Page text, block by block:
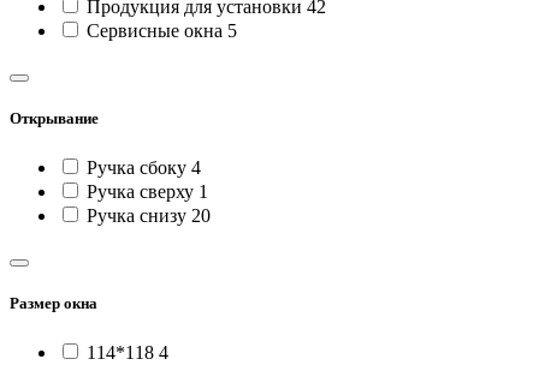
Продукция для установки 42
Сервисные окна 5
Открывание
Ручка сбоку 4
Ручка сверху 1
Ручка снизу 20
Размер окна
114*118 4